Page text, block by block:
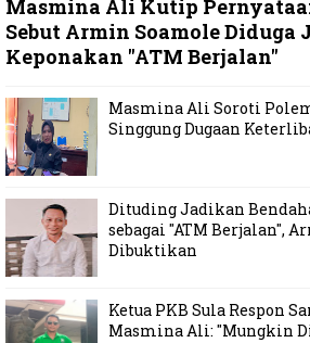
Masmina Ali Kutip
Sebut Armin Soamole Diduga
Keponakan "ATM Berjalan"
Masmina Ali Soroti
Singgung Dugaan
Dituding Jadikan
sebagai "ATM Berjalan",
Dibuktikan
Ketua PKB Sula Respon
Masmina Ali: "Mungkin